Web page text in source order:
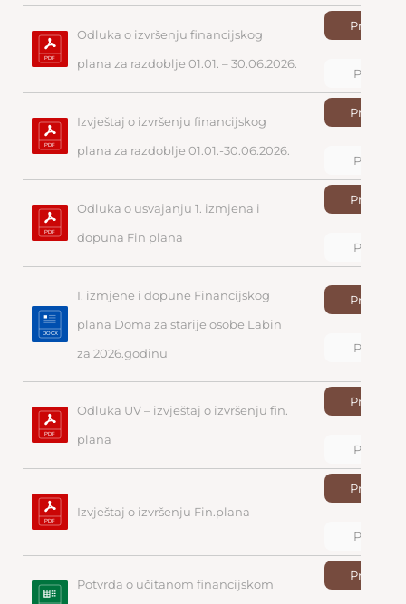
Odluka o izvršenju financijskog
plana za razdoblje 01.01. – 30.06.2026.
Preuzmi
Pregled
Izvještaj o izvršenju financijskog
plana za razdoblje 01.01.-30.06.2026.
Preuzmi
Pregled
Odluka o usvajanju 1. izmjena i
dopuna Fin plana
Preuzmi
Pregled
I. izmjene i dopune Financijskog
plana Doma za starije osobe Labin
za 2026.godinu
Preuzmi
Pregled
Odluka UV – izvještaj o izvršenju fin.
plana
Preuzmi
Pregled
Izvještaj o izvršenju Fin.plana
Preuzmi
Pregled
Potvrda o učitanom financijskom
Preuzmi